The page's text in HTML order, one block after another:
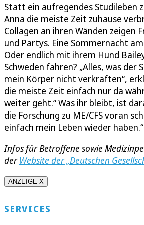
Statt ein aufregendes Studileben
Anna die meiste Zeit zuhause
Collagen an ihren Wänden zeigen
und Partys. Eine Sommernacht
Oder endlich mit ihrem Hund
Schweden fahren? „Alles, was der
mein Körper nicht verkraften“,
die meiste Zeit einfach nur da
weiter geht.“ Was ihr bleibt, ist
die Forschung zu ME/CFS voran
einfach mein Leben wieder haben.“
Infos für Betroffene sowie
der Website der „Deutschen
ANZEIGE X
SERVICES